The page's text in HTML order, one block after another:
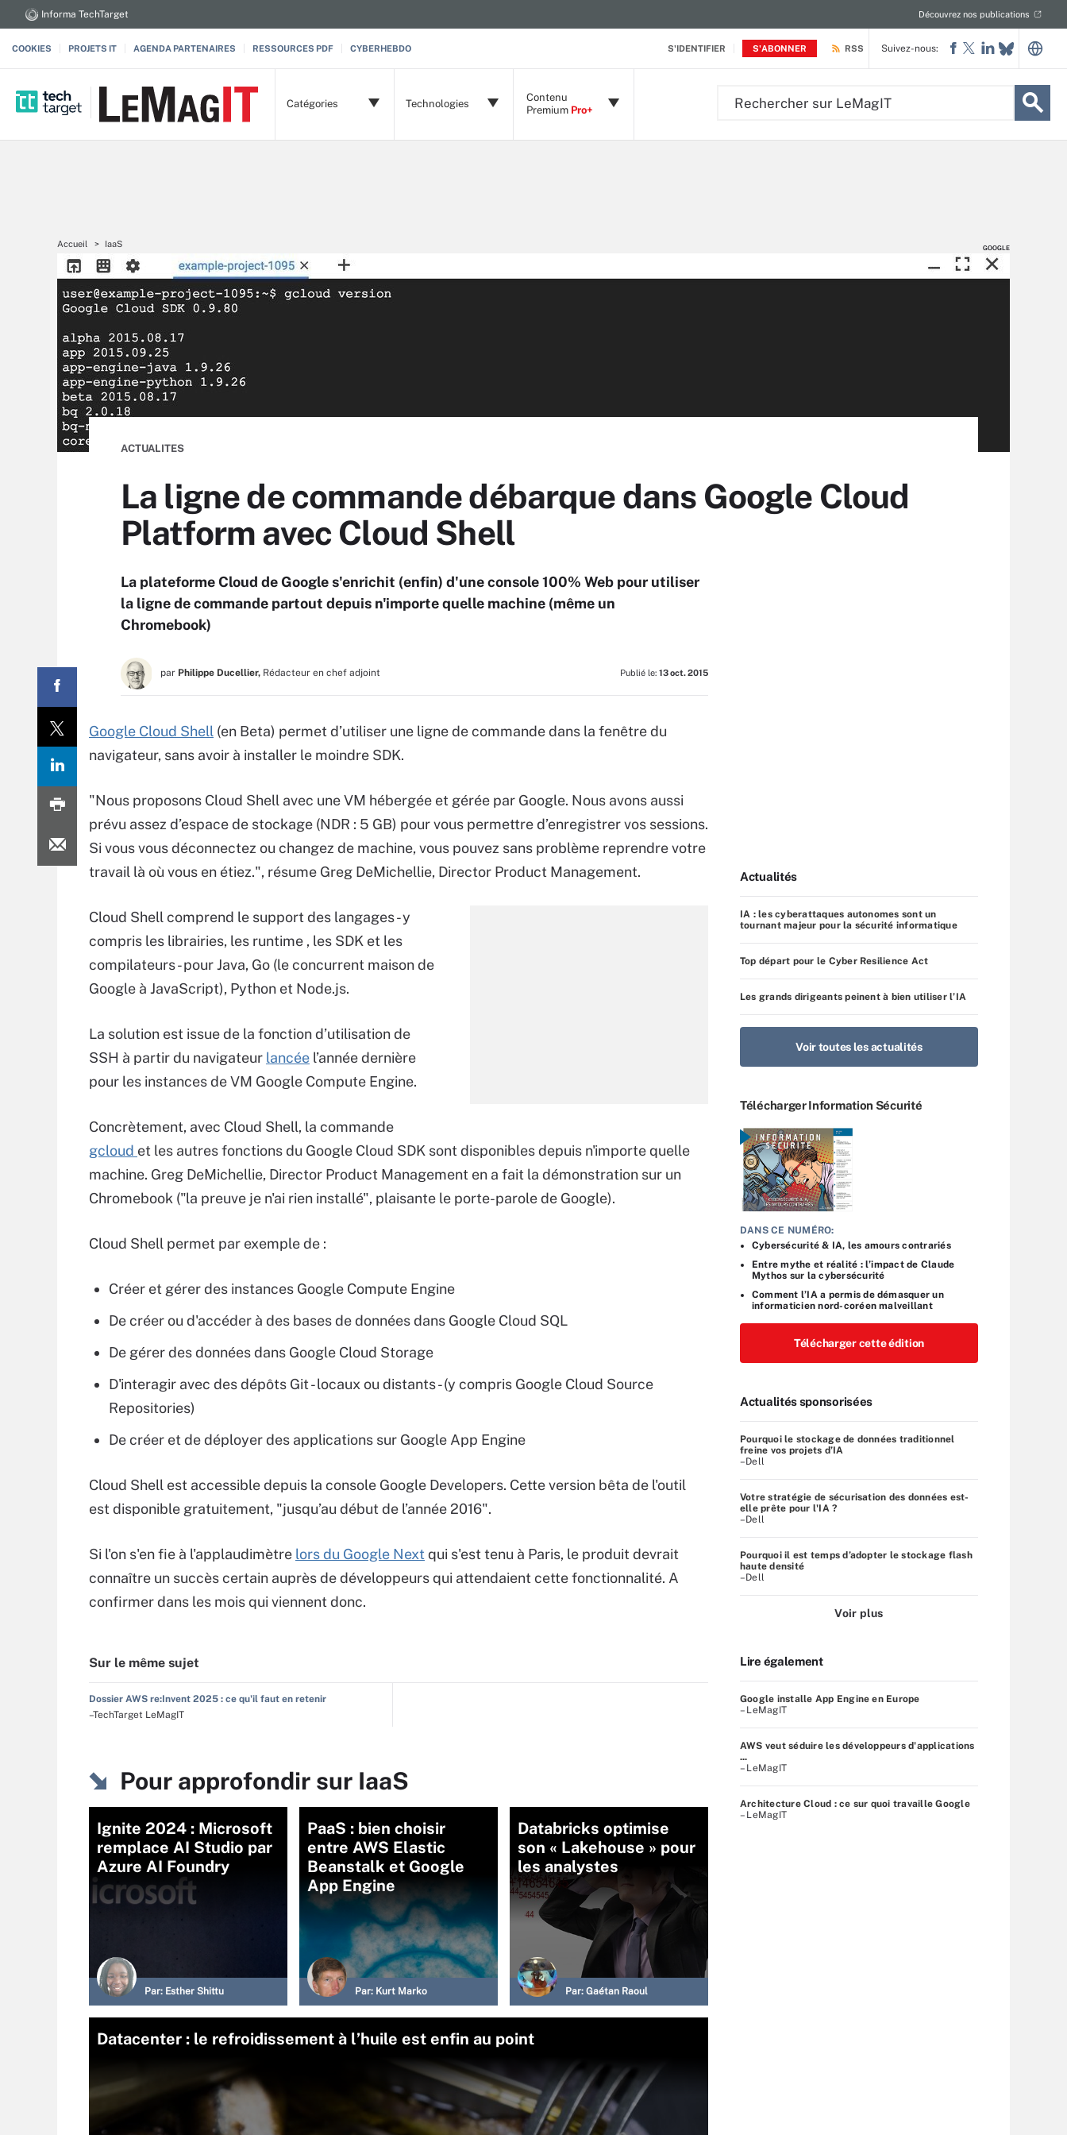
S'IDENTIFIER S'ABONNER
Informa TechTarget Découvrez nos publications
COOKIES PROJETS IT AGENDA PARTENAIRES RESSOURCES PDF CYBERHEBDO RSS
Catégories Technologies
Contenu
Premium Pro+
Suivez-nous:
Accueil IaaS GOOGLE
GOOGLE
ACTUALITES
La ligne de commande débarque dans Google Cloud
Platform avec Cloud Shell
La plateforme Cloud de Google s'enrichit (enfin) d'une console 100% Web pour utiliser
la ligne de commande partout depuis n'importe quelle machine (même un
Chromebook)
par Philippe Ducellier, Rédacteur en chef adjoint Publié le: 13 oct. 2015
Google Cloud Shell (en Beta) permet d’utiliser une ligne de commande dans la fenêtre du
navigateur, sans avoir à installer le moindre SDK.
"Nous proposons Cloud Shell avec une VM hébergée et gérée par Google. Nous avons aussi
prévu assez d’espace de stockage (NDR : 5 GB) pour vous permettre d’enregistrer vos sessions.
Si vous vous déconnectez ou changez de machine, vous pouvez sans problème reprendre votre
travail là où vous en étiez.", résume Greg DeMichellie, Director Product Management.
Cloud Shell comprend le support des langages - y
compris les librairies, les runtime , les SDK et les
compilateurs - pour Java, Go (le concurrent maison de
Google à JavaScript), Python et Node.js.
La solution est issue de la fonction d’utilisation de
SSH à partir du navigateur lancée l’année dernière
pour les instances de VM Google Compute Engine.
Concrètement, avec Cloud Shell, la commande
gcloud et les autres fonctions du Google Cloud SDK sont disponibles depuis n'importe quelle
machine. Greg DeMichellie, Director Product Management en a fait la démonstration sur un
Chromebook ("la preuve je n'ai rien installé", plaisante le porte-parole de Google).
Cloud Shell permet par exemple de :
Créer et gérer des instances Google Compute Engine
De créer ou d'accéder à des bases de données dans Google Cloud SQL
De gérer des données dans Google Cloud Storage
D'interagir avec des dépôts Git - locaux ou distants - (y compris Google Cloud Source
Repositories)
De créer et de déployer des applications sur Google App Engine
Cloud Shell est accessible depuis la console Google Developers. Cette version bêta de l'outil
est disponible gratuitement, "jusqu’au début de l’année 2016".
Si l'on s'en fie à l'applaudimètre lors du Google Next qui s'est tenu à Paris, le produit devrait
connaître un succès certain auprès de développeurs qui attendaient cette fonctionnalité. A
confirmer dans les mois qui viennent donc.
Sur le même sujet
Dossier AWS re:Invent 2025 : ce qu'il faut en retenir
–TechTarget LeMagIT
Pour approfondir sur IaaS
Ignite 2024 : Microsoft
remplace AI Studio par
Azure AI Foundry
Par: Esther Shittu
PaaS : bien choisir
entre AWS Elastic
Beanstalk et Google
App Engine
Par: Kurt Marko
Databricks optimise
son « Lakehouse » pour
les analystes
Par: Gaétan Raoul
Datacenter : le refroidissement à l’huile est enfin au point
Actualités
IA : les cyberattaques autonomes sont un
tournant majeur pour la sécurité informatique
Top départ pour le Cyber Resilience Act
Les grands dirigeants peinent à bien utiliser l’IA
Voir toutes les actualités
Télécharger Information Sécurité
DANS CE NUMÉRO:
Cybersécurité & IA, les amours contrariés
Entre mythe et réalité : l’impact de Claude
Mythos sur la cybersécurité
Comment l’IA a permis de démasquer un
informaticien nord-coréen malveillant
Télécharger cette édition
Actualités sponsorisées
Pourquoi le stockage de données traditionnel
freine vos projets d’IA
–Dell
Votre stratégie de sécurisation des données est-
elle prête pour l'IA ?
–Dell
Pourquoi il est temps d’adopter le stockage flash
haute densité
–Dell
Voir plus
Lire également
Google installe App Engine en Europe
– LeMagIT
AWS veut séduire les développeurs d'applications
...
– LeMagIT
Architecture Cloud : ce sur quoi travaille Google
– LeMagIT